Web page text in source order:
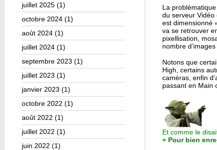
juillet 2025 (1)
octobre 2024 (1)
août 2024 (1)
juillet 2024 (1)
septembre 2023 (1)
juillet 2023 (1)
janvier 2023 (1)
octobre 2022 (1)
août 2022 (1)
juillet 2022 (1)
juin 2022 (1)
La
du serveur Vidéo
est dimensionné
va se retrouver
pixellisation,
nombre
Notons que
High, certains
caméras, enfin
passant en Main
Et comme le
« Pour bien